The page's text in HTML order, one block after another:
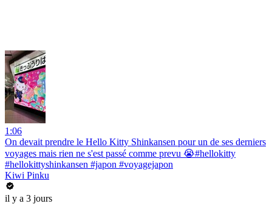
1:06
On devait prendre le Hello Kitty Shinkansen pour un de ses derniers
voyages mais rien ne s'est passé comme prevu 😭#hellokitty
#hellokittyshinkansen #japon #voyagejapon
Kiwi Pinku
il y a 3 jours